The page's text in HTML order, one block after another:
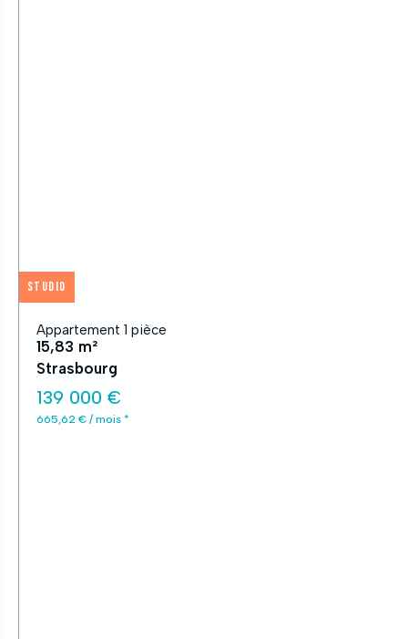
Studio
Appartement 1 pièce
15,83 m²
Strasbourg
139 000 €
665,62 € / mois *